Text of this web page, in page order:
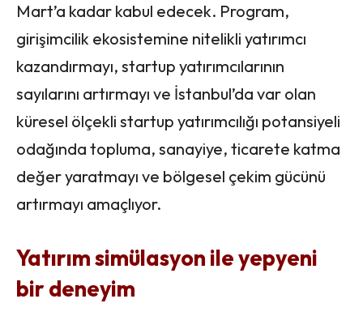
Mart’a kadar kabul edecek. Program,
girişimcilik ekosistemine nitelikli yatırımcı
kazandırmayı, startup yatırımcılarının
sayılarını artırmayı ve İstanbul’da var olan
küresel ölçekli startup yatırımcılığı potansiyeli
odağında topluma, sanayiye, ticarete katma
değer yaratmayı ve bölgesel çekim gücünü
artırmayı amaçlıyor.
Yatırım simülasyon ile yepyeni
bir deneyim